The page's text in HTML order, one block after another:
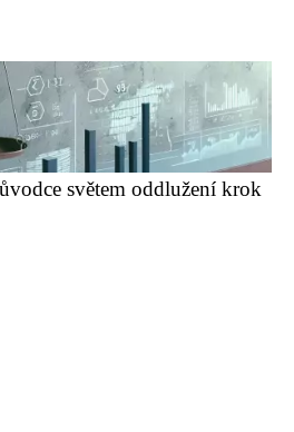
světem oddlužení krok